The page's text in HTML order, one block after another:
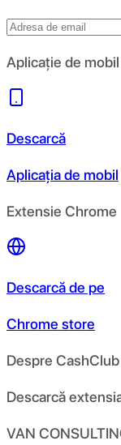
Aplicație de mobil
Descarcă
Aplicația de mobil
Extensie Chrome
Descarcă de pe
Chrome store
Despre CashClub
Descarcă
VAN